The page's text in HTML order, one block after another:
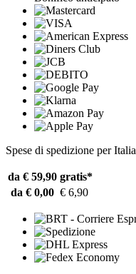
Spese di spedizione per Italia
da € 59,90 gratis*
da € 0,00 € 6,90